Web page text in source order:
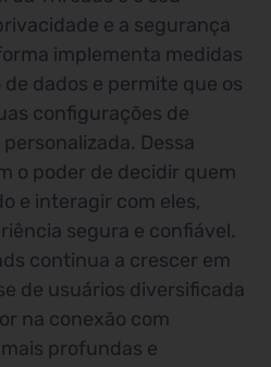
e a segurança
implementa medidas
dados e permite que os
configurações de
Dessa
o poder de decidir quem
e interagir com eles,
segura e confiável.
continua a crescer em
de usuários diversificada
na conexão com
profundas e